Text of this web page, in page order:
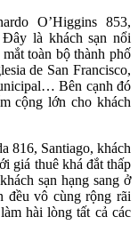
O’Higgins 853,
Đây là khách sạn nổi
toàn bộ thành phố
de San Francisco,
Bên cạnh đó
cộng lớn cho khách
816, Santiago, khách
giá thuê khá đắt thấp
sạn hạng sang ở
đều vô cùng rộng rãi
hài lòng tất cả các